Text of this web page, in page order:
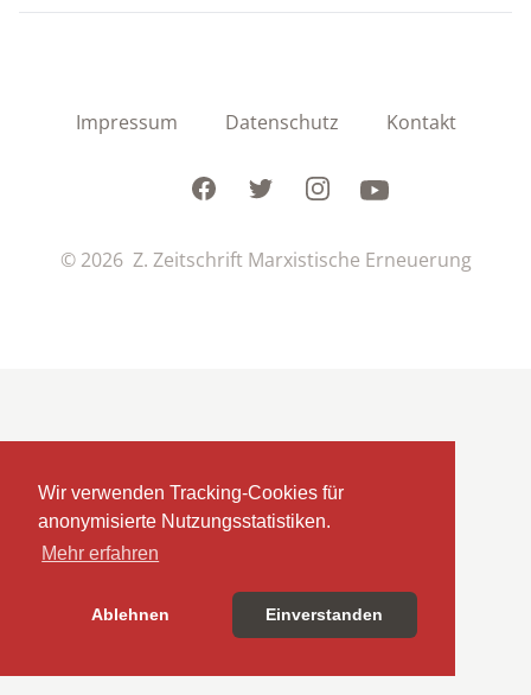
Wir verwenden Tracking-Cookies für
anonymisierte Nutzungsstatistiken.
Mehr erfahren
Ablehnen Einverstanden
Impressum Datenschutz Kontakt
FacebookTwitterInstagramYoutube
© 2026 Z. Zeitschrift Marxistische Erneuerung